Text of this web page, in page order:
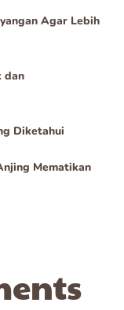
Agar Lebih
dan
Diketahui
Mematikan